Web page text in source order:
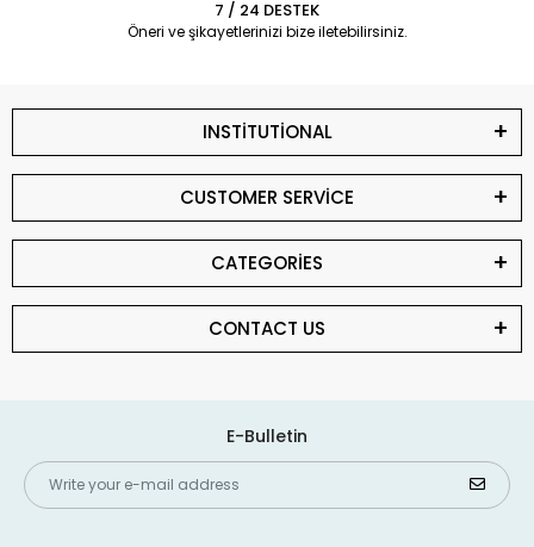
7 / 24 DESTEK
Öneri ve şikayetlerinizi bize iletebilirsiniz.
INSTİTUTİONAL
CUSTOMER SERVİCE
CATEGORİES
CONTACT US
E-Bulletin